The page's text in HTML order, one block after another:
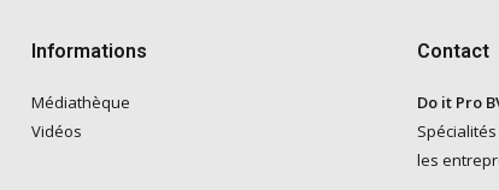
Informations
Médiathèque
Vidéos
Contact
Do it Pro
les